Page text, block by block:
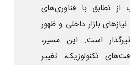
از تطابق با فناوری‌های
بازار داخلی و ظهور
است. این مسیر،
تکنولوژیک، تغییر